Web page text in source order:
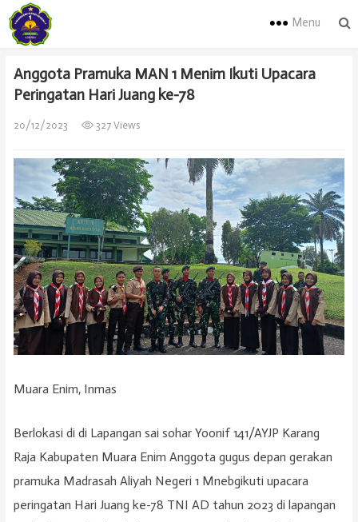
Menu
Anggota Pramuka MAN 1 Menim Ikuti Upacara
Peringatan Hari Juang ke-78
20/12/2023 327 Views
Muara Enim, Inmas
Berlokasi di di Lapangan sai sohar Yoonif 141/AYJP Karang
Raja Kabupaten Muara Enim Anggota gugus depan gerakan
pramuka Madrasah Aliyah Negeri 1 Mnebgikuti upacara
peringatan Hari Juang ke-78 TNI AD tahun 2023 di lapangan